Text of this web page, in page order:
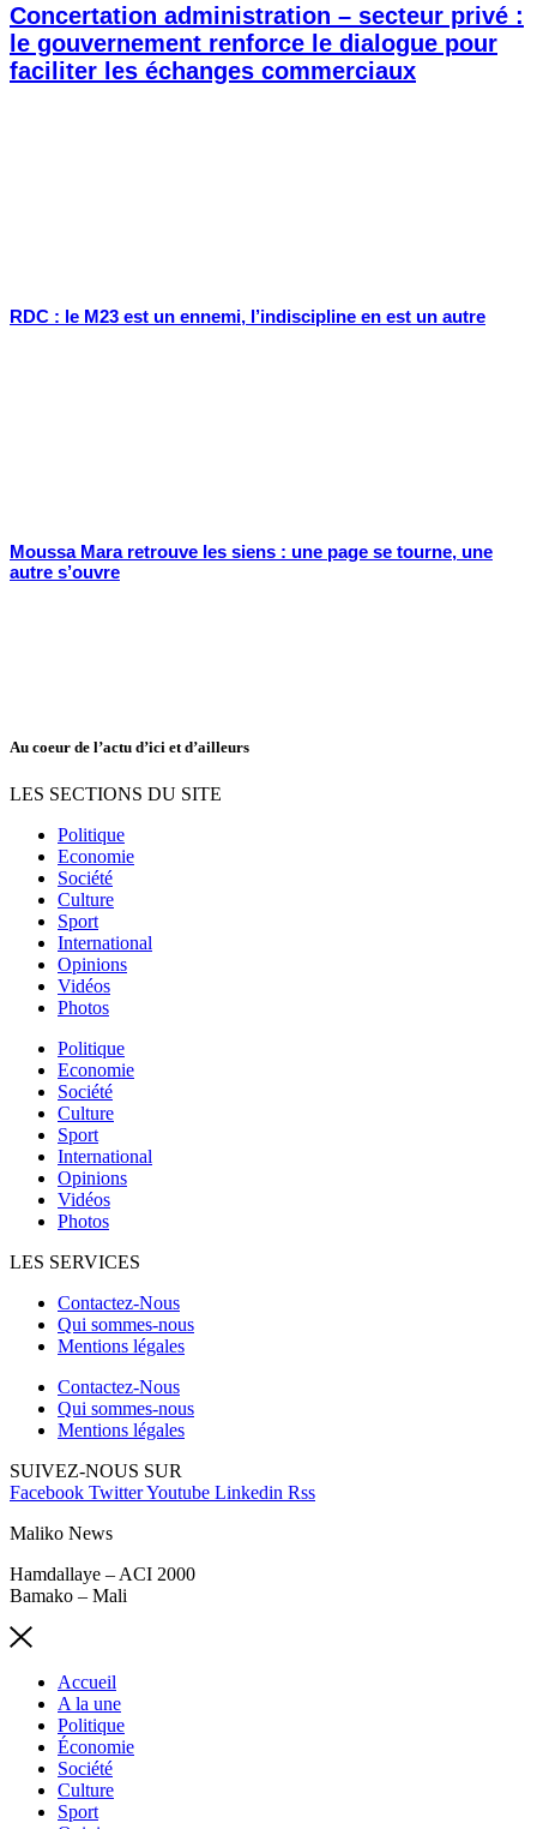
Concertation administration – secteur privé :
le gouvernement renforce le dialogue pour
faciliter les échanges commerciaux
RDC : le M23 est un ennemi, l’indiscipline en est un autre
Moussa Mara retrouve les siens : une page se tourne, une
autre s’ouvre
Au coeur de l’actu d’ici et d’ailleurs
LES SECTIONS DU SITE
Politique
Economie
Société
Culture
Sport
International
Opinions
Vidéos
Photos
Politique
Economie
Société
Culture
Sport
International
Opinions
Vidéos
Photos
LES SERVICES
Contactez-Nous
Qui sommes-nous
Mentions légales
Contactez-Nous
Qui sommes-nous
Mentions légales
SUIVEZ-NOUS SUR
Facebook TwitterYoutube Linkedin Rss
Maliko News
Hamdallaye – ACI 2000
Bamako – Mali
Accueil
A la une
Politique
Économie
Société
Culture
Sport